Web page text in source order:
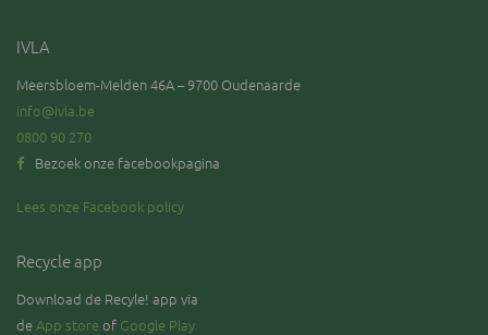
IVLA
Meersbloem-Melden 46A – 9700 Oudenaarde
info@ivla.be
0800 90 270
Bezoek onze facebookpagina
Lees onze Facebook policy
Recycle app
Download de Recyle! app via
deApp store of Google Play